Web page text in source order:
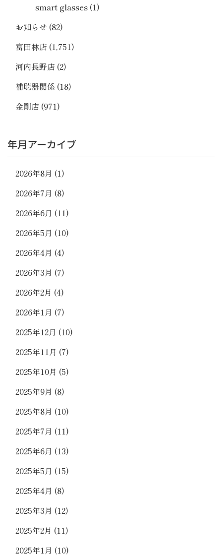
smart glasses (1)
お知らせ (82)
富田林店 (1,751)
河内長野店 (2)
補聴器関係 (18)
金剛店 (971)
年月アーカイブ
2026年8月 (1)
2026年7月 (8)
2026年6月 (11)
2026年5月 (10)
2026年4月 (4)
2026年3月 (7)
2026年2月 (4)
2026年1月 (7)
2025年12月 (10)
2025年11月 (7)
2025年10月 (5)
2025年9月 (8)
2025年8月 (10)
2025年7月 (11)
2025年6月 (13)
2025年5月 (15)
2025年4月 (8)
2025年3月 (12)
2025年2月 (11)
2025年1月 (10)